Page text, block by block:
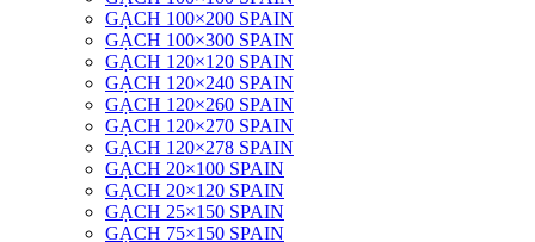
GẠCH 100×200 SPAIN
GẠCH 100×300 SPAIN
GẠCH 120×120 SPAIN
GẠCH 120×240 SPAIN
GẠCH 120×260 SPAIN
GẠCH 120×270 SPAIN
GẠCH 120×278 SPAIN
GẠCH 20×100 SPAIN
GẠCH 20×120 SPAIN
GẠCH 25×150 SPAIN
GẠCH 75×150 SPAIN